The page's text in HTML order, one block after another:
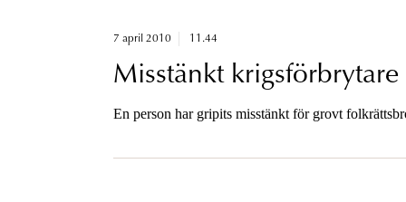
7 april 2010 11.44
Misstänkt
En person har gripits misstänkt för grovt